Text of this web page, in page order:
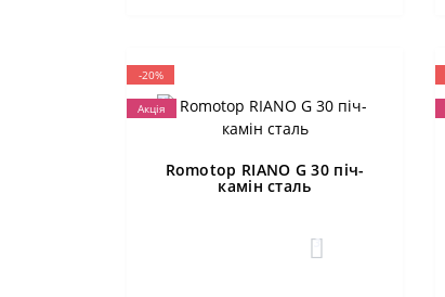
-20%
Акція
Romotop RIANO G 30 піч-
камін сталь
3